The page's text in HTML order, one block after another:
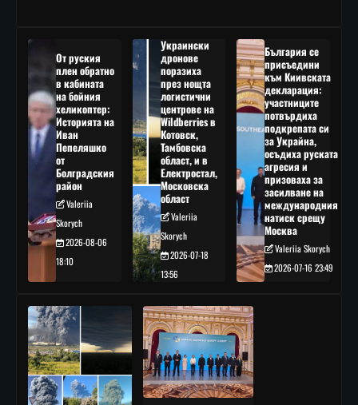
От руския
плен обратно
в кабината
на бойния
хеликоптер:
Историята на
Иван
Пепеляшко
от
Болградския
район
Valeriia
Skorych
2026-08-06
18:10
Украински
дронове
поразиха
през нощта
логистични
центрове на
Wildberries в
Котовск,
Тамбовска
област, и в
Електростал,
Московска
област
Valeriia
Skorych
2026-07-18
13:56
България се
присъедини
към Киивската
декларация:
участниците
потвърдиха
подкрепата си
за Украйна,
осъдиха руската
агресия и
призоваха за
засилване на
международния
натиск срещу
Москва
Valeriia Skorych
2026-07-16 23:49